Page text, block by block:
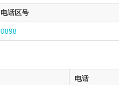
电话区号
0898
电话